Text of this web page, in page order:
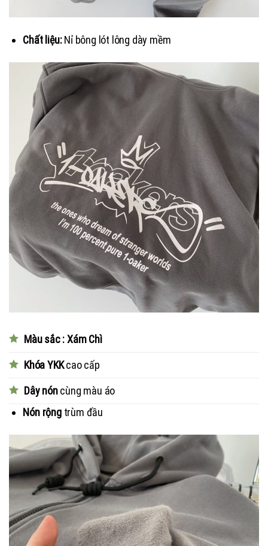
Chất liệu:Nỉ bông lót lông dày mềm
Màu sắc : Xám Chì
Khóa YKKcao cấp
Dây nóncùng màu áo
Nón rộngtrùm đầu